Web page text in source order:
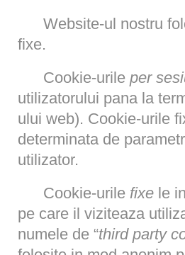
Website-ul nostru
fixe.
Cookie-urile per
utilizatorului pana la
ului web). Cookie-urile
determinata de
utilizator.
Cookie-urile fixe le
pe care il viziteaza
numele de “third party